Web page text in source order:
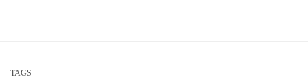
TAGS